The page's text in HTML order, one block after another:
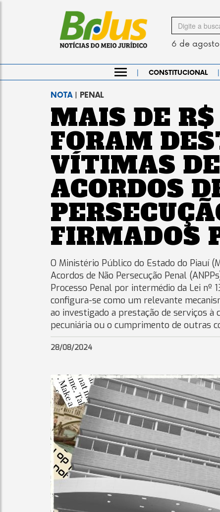
Search
for
6 de
| CONSTITUCIONAL |
NOTA| PENAL
MAIS DE
FORAM
VÍTIMAS
ACORDOS
FIRMADOS
O Ministério Público do Estado do Piauí
Acordos de Não Persecução Penal
Processo Penal por intermédio da Lei nº
configura-se como um relevante
ao investigado a prestação de serviços à
pecuniária ou o cumprimento de outras
28/08/2024